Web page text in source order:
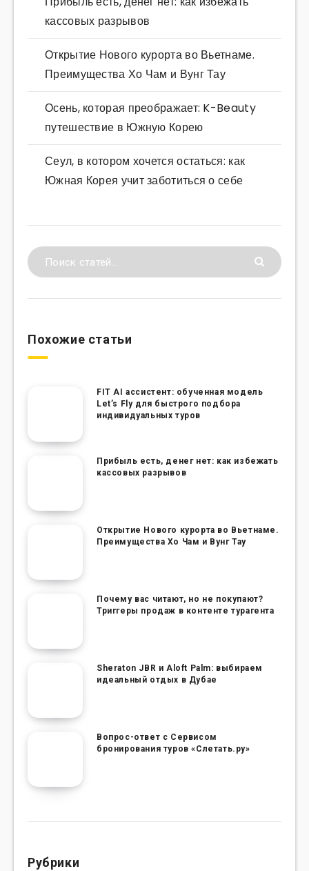
кассовых разрывов
Открытие Нового курорта во Вьетнаме.
Преимущества Хо Чам и Вунг Тау
Осень, которая преображает: K-Beauty
путешествие в Южную Корею
Сеул, в котором хочется остаться: как
Южная Корея учит заботиться о себе
Похожие статьи
FIT AI ассистент: обученная модель
Let’s Fly для быстрого подбора
индивидуальных туров
Прибыль есть, денег нет: как избежать
кассовых разрывов
Открытие Нового курорта во Вьетнаме.
Преимущества Хо Чам и Вунг Тау
Почему вас читают, но не покупают?
Триггеры продаж в контенте турагента
Sheraton JBR и Aloft Palm: выбираем
идеальный отдых в Дубае
Вопрос-ответ с Сервисом
бронирования туров «Слетать.ру»
Рубрики